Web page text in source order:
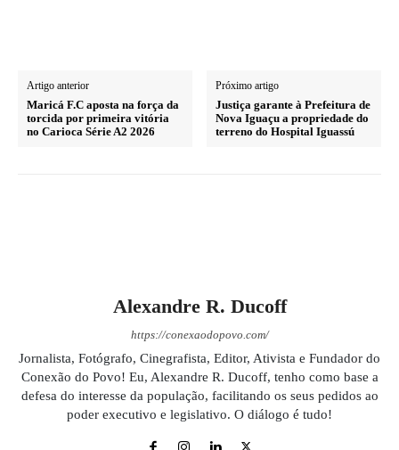
Artigo anterior
Maricá F.C aposta na força da
torcida por primeira vitória
no Carioca Série A2 2026
Próximo artigo
Justiça garante à Prefeitura de
Nova Iguaçu a propriedade do
terreno do Hospital Iguassú
Alexandre R. Ducoff
https://conexaodopovo.com/
Jornalista, Fotógrafo, Cinegrafista, Editor, Ativista e Fundador do
Conexão do Povo! Eu, Alexandre R. Ducoff, tenho como base a
defesa do interesse da população, facilitando os seus pedidos ao
poder executivo e legislativo. O diálogo é tudo!